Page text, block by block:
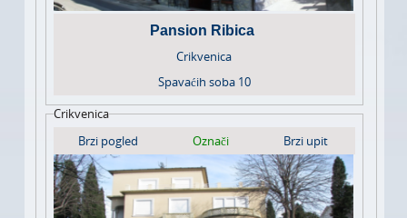
Pansion Ribica
Crikvenica
Spavaćih soba 10
Crikvenica
Brzi pogled
Označi Brzi upit